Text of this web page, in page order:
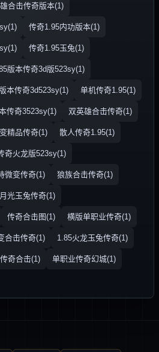
合击传奇版本(1)
传奇1.95内功版本(1)
传奇1.95玉兔(1)
版本传奇3d版523sy(1)
本传奇3d523sy(1) 单机传奇1.95(1)
传奇3523sy(1) 双英雄合击传奇(1)
精品传奇(1) 散人传奇1.95(1)
奇火龙版523sy(1)
微变传奇(1) 狼族合击传奇(1)
光玉兔传奇(1)
传奇合击图(1) 横版单职业传奇(1)
合击传奇(1) 1.85火龙玉兔传奇(1)
奇合击(1) 单职业传奇幻城(1)